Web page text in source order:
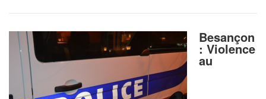
Besançon
: Violence
au